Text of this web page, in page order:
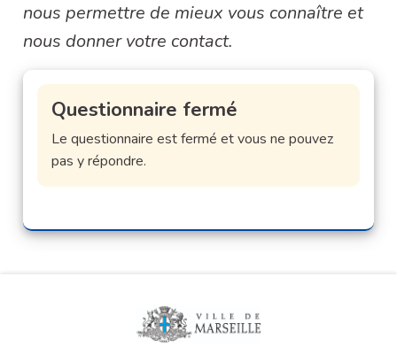
nous permettre de mieux vous connaître et
nous donner votre contact.
Questionnaire fermé
Le questionnaire est fermé et vous ne pouvez
pas y répondre.